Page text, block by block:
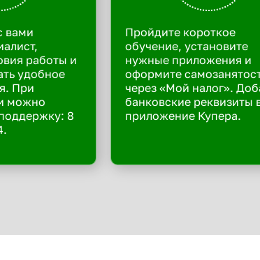
вами
работы и
удобное
При
можно
8
Пройдите короткое
обучение, установите
нужные приложения и
оформите
через «Мой налог».
банковские реквизиты
приложение Купера.